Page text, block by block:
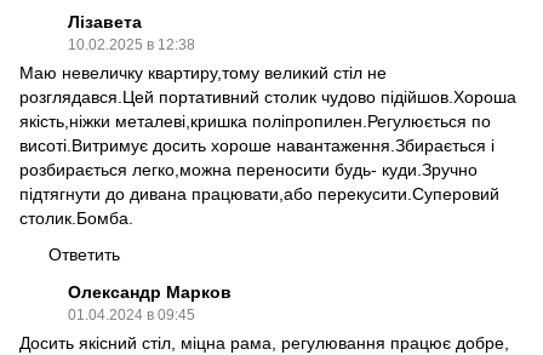
Лізавета
10.02.2025 в 12:38
Маю невеличку квартиру,тому великий стіл не
розглядався.Цей портативний столик чудово підійшов.Хороша
якість,ніжки металеві,кришка поліпропилен.Регулюється по
висоті.Витримує досить хороше навантаження.Збирається і
розбирається легко,можна переносити будь- куди.Зручно
підтягнути до дивана працювати,або перекусити.Суперовий
столик.Бомба.
Ответить
Олександр Марков
01.04.2024 в 09:45
Досить якісний стіл, міцна рама, регулювання працює добре,